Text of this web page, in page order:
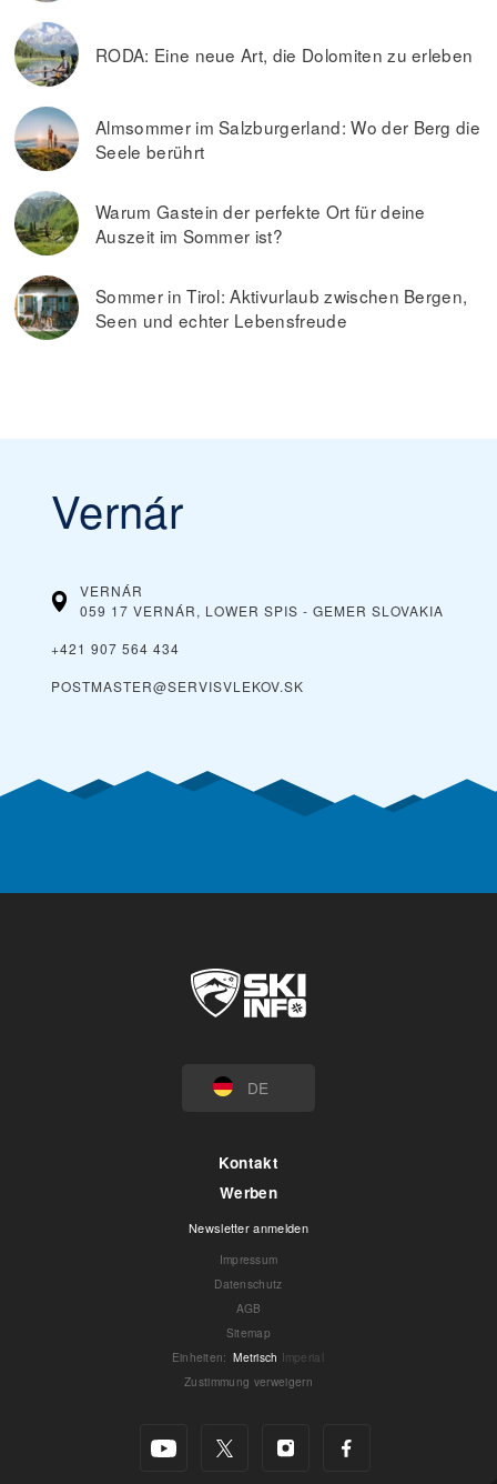
RODA: Eine neue Art, die Dolomiten zu erleben
Almsommer im Salzburgerland: Wo der Berg die
Seele berührt
Warum Gastein der perfekte Ort für deine
Auszeit im Sommer ist?
Sommer in Tirol: Aktivurlaub zwischen Bergen,
Seen und echter Lebensfreude
Vernár
VERNÁR
059 17 VERNÁR, LOWER SPIS - GEMER SLOVAKIA
+421 907 564 434
POSTMASTER@SERVISVLEKOV.SK
DE
Kontakt
Werben
Newsletter anmelden
Impressum
Datenschutz
AGB
Sitemap
Einheiten: Metrisch Imperial
Zustimmung verweigern